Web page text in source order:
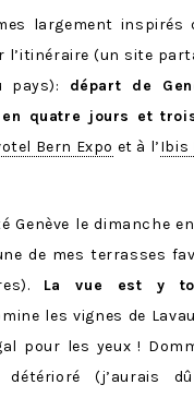
largement inspirés
l’itinéraire (un site
pays): départ de
quatre jours et
Bern Expo et à l’Ibis
Genève le dimanche
de mes terrasses
La vue est y
les vignes de
pour les yeux !
détérioré (j’aurais